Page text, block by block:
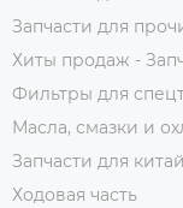
Запчасти для
Хиты продаж -
Фильтры для
Масла, смазки и
Запчасти для
Ходовая часть